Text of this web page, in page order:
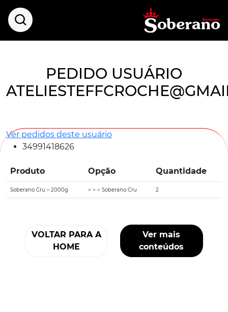
PEDIDO USUÁRIO
Ver pedidos deste usuário
34991418626
Produto Opção Quantidade
Soberano Cru – 2000g > > > Soberano Cru 2
VOLTAR PARA A
HOME
Ver mais
conteúdos